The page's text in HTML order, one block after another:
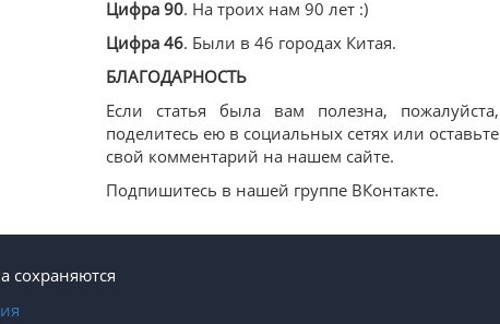
Цифра 90. На троих нам 90 лет :)
Цифра 46. Были в 46 городах Китая.
БЛАГОДАРНОСТЬ
Если статья была вам полезна, пожалуйста,
поделитесь ею в социальных сетях или оставьте
свой комментарий на нашем сайте.
Подпишитесь в нашей группе ВКонтакте.
сохраняются